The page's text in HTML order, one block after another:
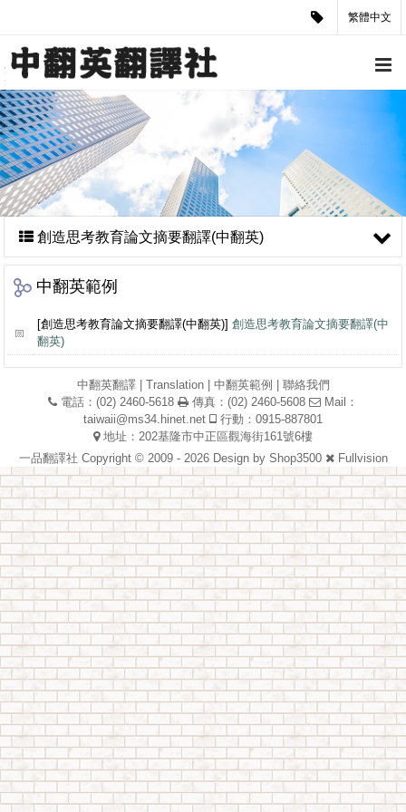
繁體中文
創造思考教育論文摘要翻譯(中翻英)
中翻英範例
[創造思考教育論文摘要翻譯(中翻英)] 創造思考教育論文摘要翻譯(中
翻英)
中翻英翻譯| Translation| 中翻英範例
聯絡我們
電話：(02) 2460-5618
傳真：(02) 2460-5608
Mail：
taiwaii@ms34.hinet.net
行動：0915-887801
地址：202基隆市中正區觀海街161號6樓
一品翻譯社 Copyright © 2009 - 2026 Design by Shop3500 Fullvision